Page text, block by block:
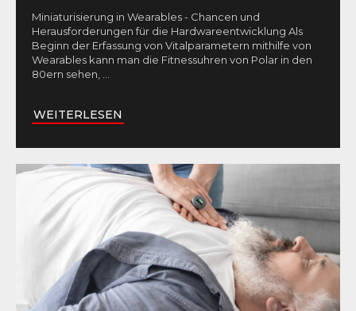
Miniaturisierung in Wearables - Chancen und
Herausforderungen für die Hardwareentwicklung Als
Beginn der Erfassung von Vitalparametern mithilfe von
Wearables kann man die Fitnessuhren von Polar in den
80ern sehen,
WEITERLESEN